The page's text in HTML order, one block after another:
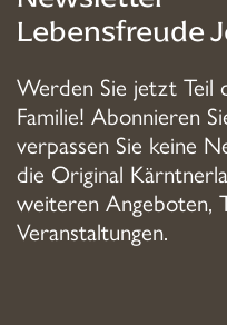
Lebensfreude
Werden Sie jetzt Teil
Familie! Abonnieren
verpassen Sie keine
die Original
weiteren Angeboten,
Veranstaltungen.